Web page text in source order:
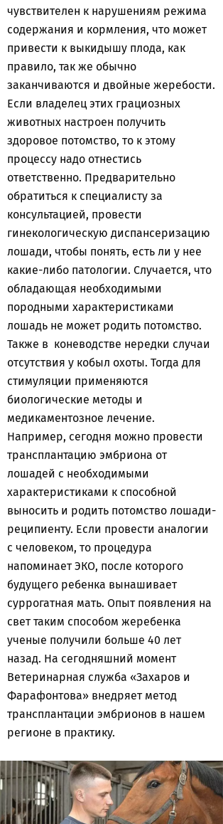
чувствителен к нарушениям режима
содержания и кормления, что может
привести к выкидышу плода, как
правило, так же обычно
заканчиваются и двойные жеребости.
Если владелец этих грациозных
животных настроен получить
здоровое потомство, то к этому
процессу надо отнестись
ответственно. Предварительно
обратиться к специалисту за
консультацией, провести
гинекологическую диспансеризацию
лошади, чтобы понять, есть ли у нее
какие-либо патологии. Случается, что
обладающая необходимыми
породными характеристиками
лошадь не может родить потомство.
Также в коневодстве нередки случаи
отсутствия у кобыл охоты. Тогда для
стимуляции применяются
биологические методы и
медикаментозное лечение.
Например, сегодня можно провести
трансплантацию эмбриона от
лошадей с необходимыми
характеристиками к способной
выносить и родить потомство лошади-
реципиенту. Если провести аналогии
с человеком, то процедура
напоминает ЭКО, после которого
будущего ребенка вынашивает
суррогатная мать. Опыт появления на
свет таким способом жеребенка
ученые получили больше 40 лет
назад. На сегодняшний момент
Ветеринарная служба «Захаров и
Фарафонтова» внедряет метод
трансплантации эмбрионов в нашем
регионе в практику.